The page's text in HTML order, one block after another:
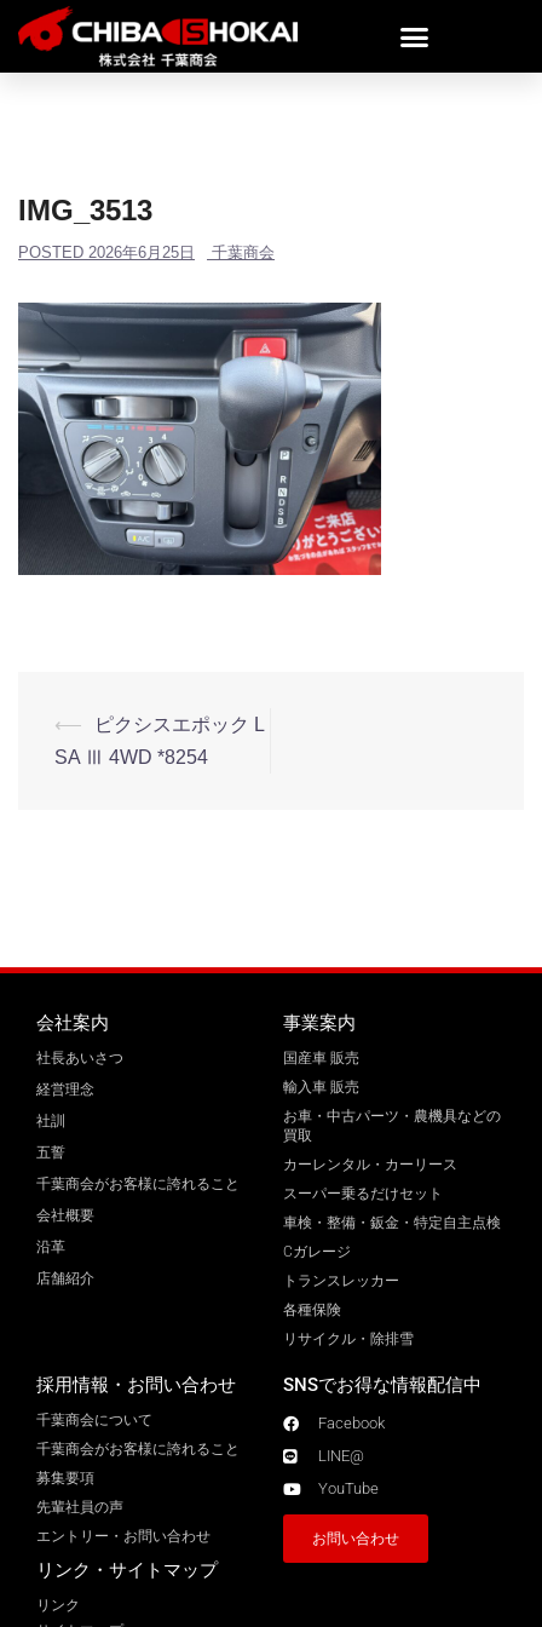
IMG_3513
POSTED 2026年6月25日 千葉商会
⟵
ピクシスエポック L
SA Ⅲ 4WD *8254
会社案内
社長あいさつ
経営理念
社訓
五誓
千葉商会がお客様に誇れること
会社概要
沿革
店舗紹介
事業案内
国産車 販売
輸入車 販売
お車・中古パーツ・農機具などの
買取
カーレンタル・カーリース
スーパー乗るだけセット
車検・整備・鈑金・特定自主点検
Cガレージ
トランスレッカー
各種保険
リサイクル・除排雪
採用情報・お問い合わせ
千葉商会について
千葉商会がお客様に誇れること​
募集要項
先輩社員の声
エントリー・お問い合わせ
リンク・サイトマップ
リンク
SNSでお得な情報配信中
Facebook
LINE@
YouTube
お問い合わせ